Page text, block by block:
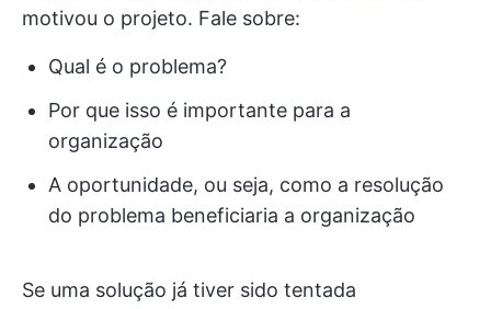
motivou o projeto. Fale sobre:
Qual é o problema?
Por que isso é importante para a
organização
A oportunidade, ou seja, como a resolução
do problema beneficiaria a organização
Se uma solução já tiver sido tentada